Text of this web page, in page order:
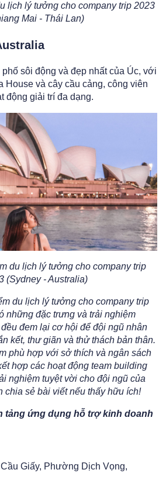
lịch lý tưởng cho company trip 2023
Mai - Thái Lan)
sôi động và đẹp nhất của Úc, với
House và cây cầu cảng, công viên
động giải trí đa dạng.
du lịch lý tưởng cho company trip
(Sydney - Australia)
du lịch lý tưởng cho company trip
những đặc trưng và trải nghiệm
đem lại cơ hội để đội ngũ nhân
kết, thư giãn và thử thách bản thân.
phù hợp với sở thích và ngân sách
hợp các hoạt động team building
nghiệm tuyệt vời cho đội ngũ của
chia sẻ bài viết nếu thấy hữu ích!
tảng ứng dụng hỗ trợ kinh doanh
Giấy, Phường Dịch Vọng,